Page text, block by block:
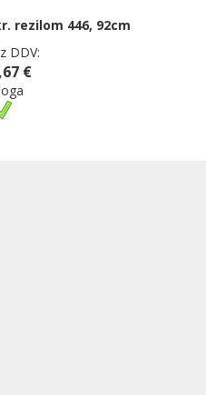
rezilom 446, 92cm
DDV:
€